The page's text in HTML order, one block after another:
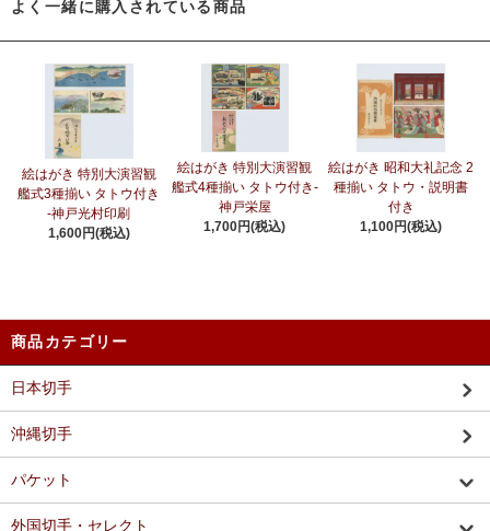
よく一緒に購入されている商品
絵はがき 特別大演習観
艦式3種揃い タトウ付き
-神戸光村印刷
1,600円(税込)
絵はがき 特別大演習観
艦式4種揃い タトウ付き-
神戸栄屋
1,700円(税込)
絵はがき 昭和大礼記念 2
種揃い タトウ・説明書
付き
1,100円(税込)
商品カテゴリー
日本切手
沖縄切手
パケット
外国切手・セレクト